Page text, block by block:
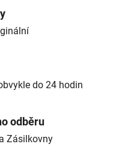
do 24 hodin
odběru
Zásilkovny